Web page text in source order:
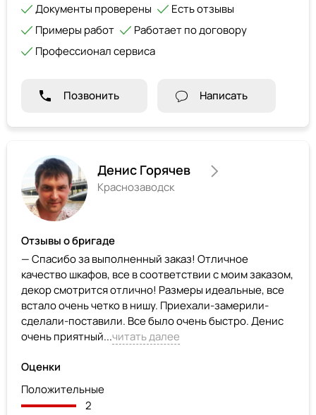
Документы проверены
Есть отзывы
Примеры работ
Работает по договору
Профессионал сервиса
Позвонить Написать
Денис Горячев
Краснозаводск
Отзывы о бригаде
— Спасибо за выполненный заказ! Отличное
качество шкафов, все в соответствии с моим заказом,
декор смотрится отлично! Размеры идеальные, все
встало очень четко в нишу. Приехали-замерили-
сделали-поставили. Все было очень быстро. Денис
очень приятный...читать далее
Оценки
Положительные
2